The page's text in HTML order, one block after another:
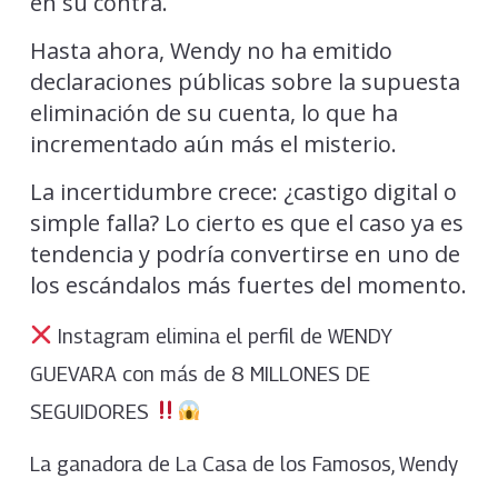
Hasta ahora, Wendy no ha emitido
declaraciones públicas sobre la supuesta
eliminación de su cuenta, lo que ha
incrementado aún más el misterio.
La incertidumbre crece: ¿castigo digital o
simple falla? Lo cierto es que el caso ya es
tendencia y podría convertirse en uno de
los escándalos más fuertes del momento.
Instagram elimina el perfil de WENDY
GUEVARA con más de 8 MILLONES DE
SEGUIDORES
La ganadora de La Casa de los Famosos, Wendy